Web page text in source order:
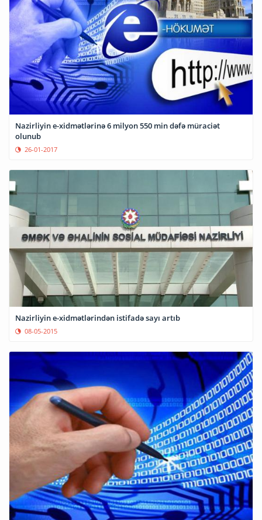
Nazirliyin e-xidmətlərinə 6 milyon 550 min dəfə müraciət
olunub
26-01-2017
Nazirliyin e-xidmətlərindən istifadə sayı artıb
08-05-2015